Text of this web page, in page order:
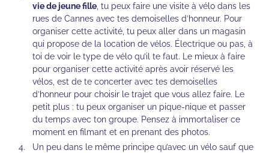
vie de jeune fille , tu peux faire une visite à vélo dans les
rues de Cannes avec tes demoiselles d’honneur. Pour
organiser cette activité, tu peux aller dans un magasin
qui propose de la location de vélos. Électrique ou pas, à
toi de voir le type de vélo qu’il te faut. Le mieux à faire
pour organiser cette activité après avoir réservé les
vélos, est de te concerter avec tes demoiselles
d’honneur pour choisir le trajet que vous allez faire. Le
petit plus : tu peux organiser un pique-nique et passer
du temps avec ton groupe. Pensez à immortaliser ce
moment en filmant et en prenant des photos.
Un peu dans le même principe qu’avec un vélo sauf que